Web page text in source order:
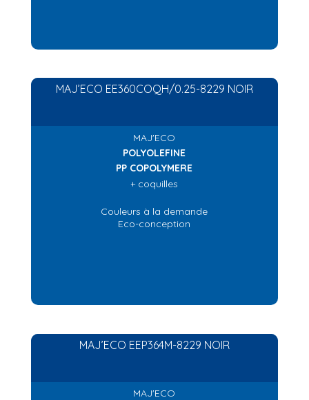
MAJ’ECO EE360COQH/0.25-8229 NOIR
MAJ'ECO
POLYOLEFINE
PP COPOLYMERE
+ coquilles
Couleurs à la demande
Eco-conception
MAJ’ECO EEP364M-8229 NOIR
MAJ'ECO